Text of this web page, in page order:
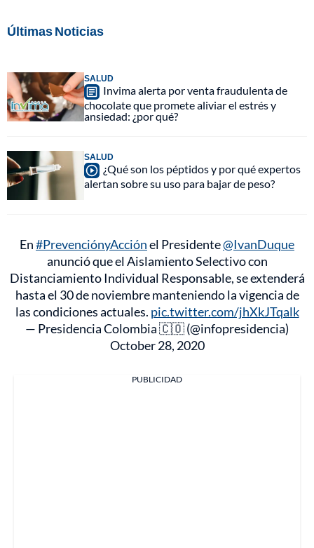
Últimas Noticias
SALUD
Invima alerta por venta fraudulenta de
chocolate que promete aliviar el estrés y
ansiedad: ¿por qué?
SALUD
¿Qué son los péptidos y por qué expertos
alertan sobre su uso para bajar de peso?
En#PrevenciónyAcciónel Presidente@IvanDuque
anunció que el Aislamiento Selectivo con
Distanciamiento Individual Responsable, se extenderá
hasta el 30 de noviembre manteniendo la vigencia de
las condiciones actuales. pic.twitter.com/jhXkJTqalk
— Presidencia Colombia 🇨🇴 (@infopresidencia)
October 28, 2020
PUBLICIDAD